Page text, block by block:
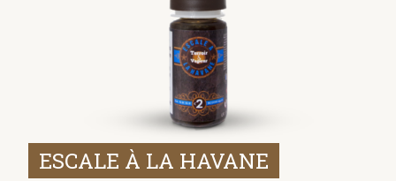
ESCALE À LA HAVANE